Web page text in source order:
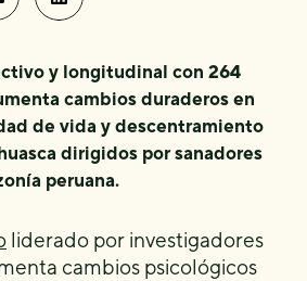
y longitudinal con 264
cambios duraderos en
de vida y descentramiento
dirigidos por sanadores
peruana.
liderado por investigadores
cambios psicológicos